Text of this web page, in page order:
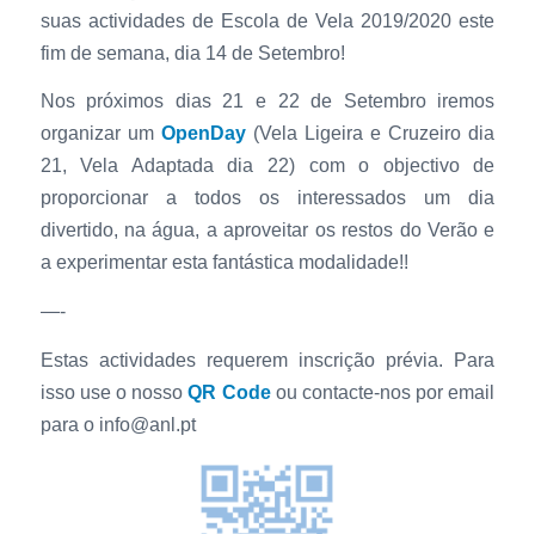
suas actividades de Escola de Vela 2019/2020 este
fim de semana, dia 14 de Setembro!
Nos próximos dias 21 e 22 de Setembro iremos
organizar um OpenDay(Vela Ligeira e Cruzeiro dia
21, Vela Adaptada dia 22) com o objectivo de
proporcionar a todos os interessados um dia
divertido, na água, a aproveitar os restos do Verão e
a experimentar esta fantástica modalidade!!
—-
Estas actividades requerem inscrição prévia. Para
isso use o nossoQR Code ou contacte-nos por email
para o info@anl.pt